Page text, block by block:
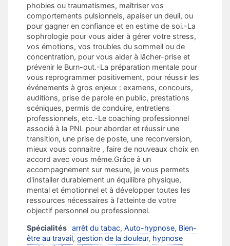
phobies ou traumatismes, maîtriser vos
comportements pulsionnels, apaiser un deuil, ou
pour gagner en confiance et en estime de soi.-La
sophrologie pour vous aider à gérer votre stress,
vos émotions, vos troubles du sommeil ou de
concentration, pour vous aider à lâcher-prise et
prévenir le Burn-out.-La préparation mentale pour
vous reprogrammer positivement, pour réussir les
événements à gros enjeux : examens, concours,
auditions, prise de parole en public, prestations
scéniques, permis de conduire, entretiens
professionnels, etc.-Le coaching professionnel
associé à la PNL pour aborder et réussir une
transition, une prise de poste, une reconversion,
mieux vous connaitre , faire de nouveaux choix en
accord avec vous même.Grâce à un
accompagnement sur mesure, je vous permets
d'installer durablement un équilibre physique,
mental et émotionnel et à développer toutes les
ressources nécessaires à l'atteinte de votre
objectif personnel ou professionnel.
Spécialités arrêt du tabac, Auto-hypnose, Bien-
être au travail, gestion de la douleur, hypnose